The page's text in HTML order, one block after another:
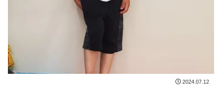
2024.07.12